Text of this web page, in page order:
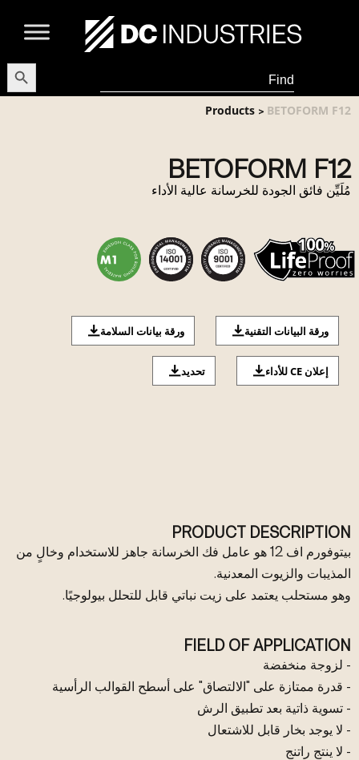
Search
for:
Button
Products >BETOFORM F12
BETOFORM F12
مُلَيِّن فائق الجودة للخرسانة عالية الأداء
ورقة البيانات التقنية ورقة بيانات السلامة
إعلان CE للأداء تحديد
PRODUCT DESCRIPTION
بيتوفورم اف 12 هو عامل فك الخرسانة جاهز للاستخدام وخالٍ من
المذيبات والزيوت المعدنية.
وهو مستحلب يعتمد على زيت نباتي قابل للتحلل بيولوجيًا.
FIELD OF APPLICATION
- لزوجة منخفضة
- قدرة ممتازة على "الالتصاق" على أسطح القوالب الرأسية
- تسوية ذاتية بعد تطبيق الرش
- لا يوجد بخار قابل للاشتعال
- لا ينتج راتنج